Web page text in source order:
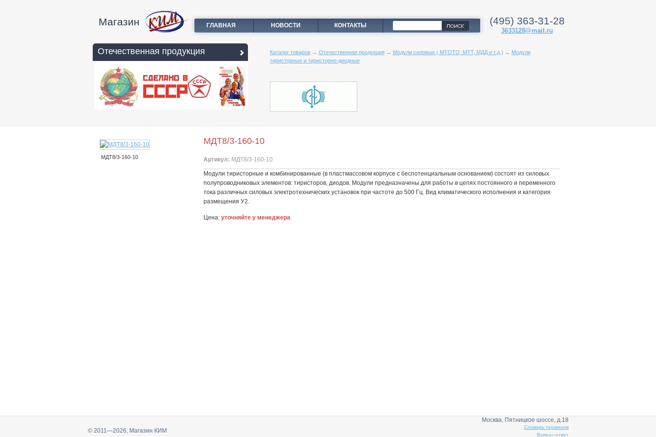
Магазин ГЛАВНАЯ НОВОСТИ КОНТАКТЫ (495) 363-31-28
3633128@mail.ru
Отечественная продукция Каталог товаров→ Отечественная продукция→ Модули силовые ( МТОТО, МТТ, МДД и т.д ) → Модули
тиристорные и тиристорно-диодные
МДТ8/3-160-10
МДТ8/3-160-10
Артикул: МДТ8/3-160-10
Модули тиристорные и комбинированные (в пластмассовом корпусе с беспотенциальным основанием) состоят из силовых
полупроводниковых элементов: тиристоров, диодов. Модули предназначены для работы в цепях постоянного и переменного
тока различных силовых электротехнических установок при частоте до 500 Гц. Вид климатического исполнения и категория
размещения У2.
Цена: уточняйте у менеджера
© 2011—2026, Магазин КИМ
Москва, Пятницкое шоссе, д.18
Словарь терминов
Вопрос-ответ